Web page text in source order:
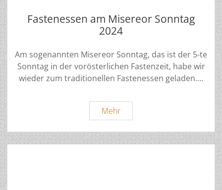
Fastenessen am Misereor Sonntag
2024
Am sogenannten Misereor Sonntag, das ist der 5-te
Sonntag in der vorösterlichen Fastenzeit, habe wir
wieder zum traditionellen Fastenessen geladen.…
MehrFastenessen
am
Misereor
Sonntag